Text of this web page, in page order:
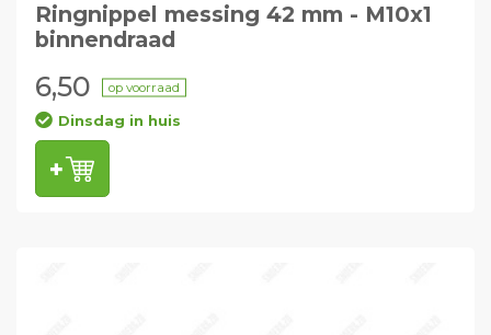
Ringnippel messing 42 mm - M10x1
binnendraad
6,50 op voorraad
Dinsdag in huis